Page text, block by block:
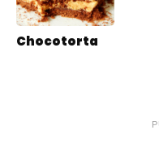
Chocotorta